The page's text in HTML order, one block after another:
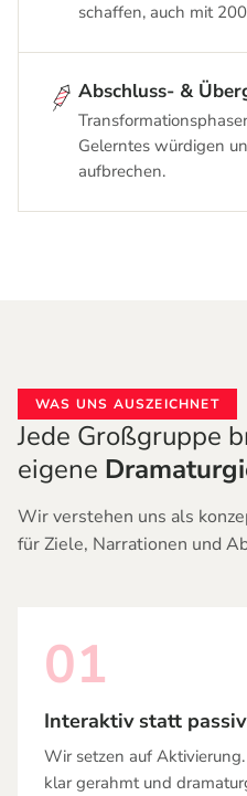
schaffen, auch mit
Abschluss- &
Gelerntes würdigen
aufbrechen.
WAS UNS AUSZEICHNET
Jede Großgruppe
eigene
Wir verstehen uns als
für Ziele, Narrationen und
01
Interaktiv statt passiv
Wir setzen auf
klar gerahmt und